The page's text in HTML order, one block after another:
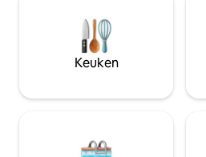
Quedlinburg, Harz, Magdeburg –
misschien wel het dichtstbijzijnde
zwemmeer. Perfect voor fietsers,
familie of om je boek in alle rust te
Keuken